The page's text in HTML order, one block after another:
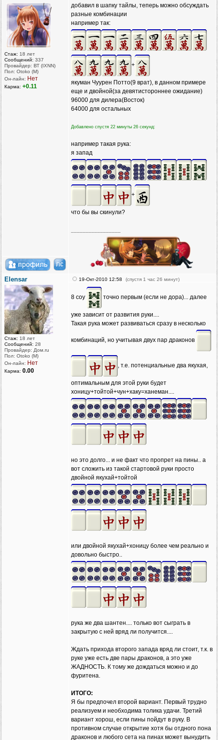
Стаж: 18 лет
Сообщений: 337
Провайдер: ВТ (IXNN)
Пол: Otoko (M)
Он-лайн: Нет
Карма: +0.11
добавил в шапку тайлы, теперь можно обсуждать
разные комбинации
например так:
+
якуман Чуурен Потто(9 врат), в данном примере
еще и двойной(за девятистороннее ожидание)
96000 для дилера(Восток)
64000 для остальных
Добавлено спустя 22 минуты 26 секунд:
например такая рука:
я запад
+
что бы вы скинули?
Elensar
Стаж: 18 лет
Сообщений: 28
Провайдер: Дом.ru
Пол: Otoko (M)
Он-лайн: Нет
Карма: 0.00
19-Окт-2010 12:58 (спустя 1 час 26 минут)
8 соу точно первым (если не дора)... далее
уже зависит от развития руки....
Такая рука может развиваться сразу в несколько
комбинаций, но учитывая двух пар драконов
, т.е. потенциальные два якухая,
оптимальным для этой руки будет
хоницу+тойтой+чун+хаку=ханеман....
но это долго... и не факт что пропрет на пины.. а
вот сложить из такой стартовой руки просто
двойной якухай+тойтой
или двойной якухай+хоницу более чем реально и
довольно быстро..
рука же два шантен.... только вот сыграть в
закрытую с ней вряд ли получится....
Ждать прихода второго запада вряд ли стоит, т.к. в
руке уже есть две пары драконов, а это уже
ЖАДНОСТЬ. К тому же дождаться можно и до
фуритена.
ИТОГО:
Я бы предпочел второй вариант. Первый трудно
реализуем и необходима толика удачи. Третий
вариант хорош, если пины пойдут в руку. В
противном случае открытие хотя бы отдного пона
драконов и любого сета на пинах может вынудить